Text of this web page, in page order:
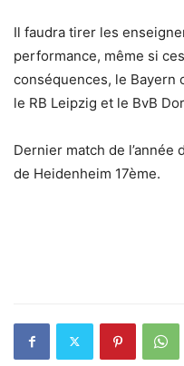
Il faudra tirer les
performance, même si
conséquences, le Bayern
le RB Leipzig et le BvB
Dernier match de l’année
de Heidenheim 17ème.